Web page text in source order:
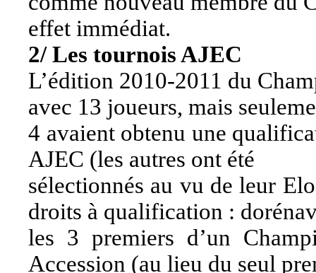
effet immédiat.
2/ Les tournois AJEC
L’édition 2010-2011 du
avec 13 joueurs, mais
4 avaient obtenu une
AJEC (les autres ont été
sélectionnés au vu de leur
droits à qualification :
les 3 premiers d’un
Accession (au lieu du seul